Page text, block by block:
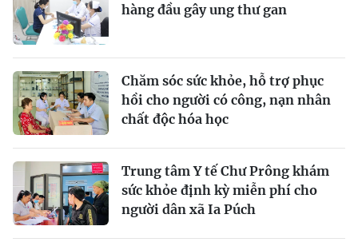
hàng đầu gây ung thư gan
Chăm sóc sức khỏe, hỗ trợ phục
hồi cho người có công, nạn nhân
chất độc hóa học
Trung tâm Y tế Chư Prông khám
sức khỏe định kỳ miễn phí cho
người dân xã Ia Púch